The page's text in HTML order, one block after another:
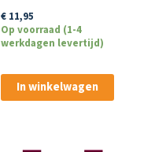
€11,95
Op voorraad (1-4
werkdagen levertijd)
In winkelwagen